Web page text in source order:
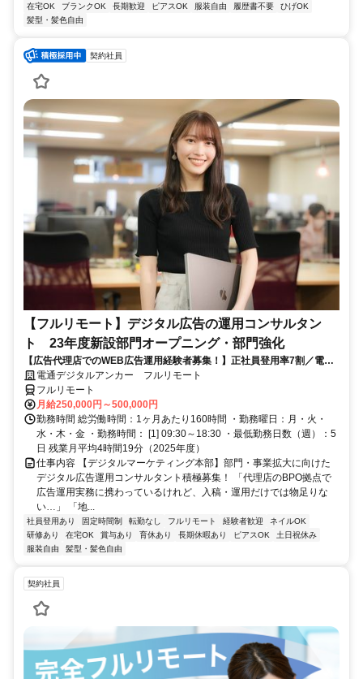
在宅OK
ブランクOK 長期歓迎 ピアスOK 服装自由 履歴書不要
ひげOK
髪型・髪色自由
契約社員
【フルリモート】デジタル広告の運用コンサルタン
ト 23年度新設部門オープニング・部門強化
【広告代理店でのWEB広告運用経験者募集！】正社員登用率7割／電通
G／全国×完全在宅／年休126日・土日祝休み／残業月平均4時間19分
電通デジタルアンカー フルリモート
フルリモート
月給250,000円～500,000円
勤務時間 総労働時間：1ヶ月あたり160時間 ・勤務曜日：月・火・
水・木・金 ・勤務時間： [1] 09:30～18:30 ・最低勤務日数（週）：5
日 残業月平均4時間19分（2025年度）
仕事内容 【デジタルマーケティング本部】部門・事業拡大に向けた
デジタル広告運用コンサルタント積極募集！ 「代理店のBPO拠点で
広告運用実務に携わっているけれど、入稿・運用だけでは物足りな
い…」 「地...
社員登用あり 固定時間制 転勤なし フルリモート 経験者歓迎
ネイルOK
研修あり
在宅OK 賞与あり 育休あり 長期休暇あり ピアスOK
土日祝休み
服装自由
髪型・髪色自由
契約社員